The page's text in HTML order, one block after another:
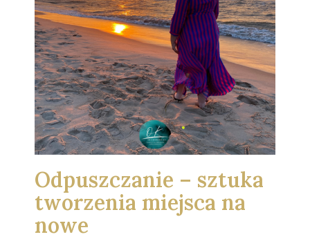
Odpuszczanie – sztuka
tworzenia miejsca na
nowe